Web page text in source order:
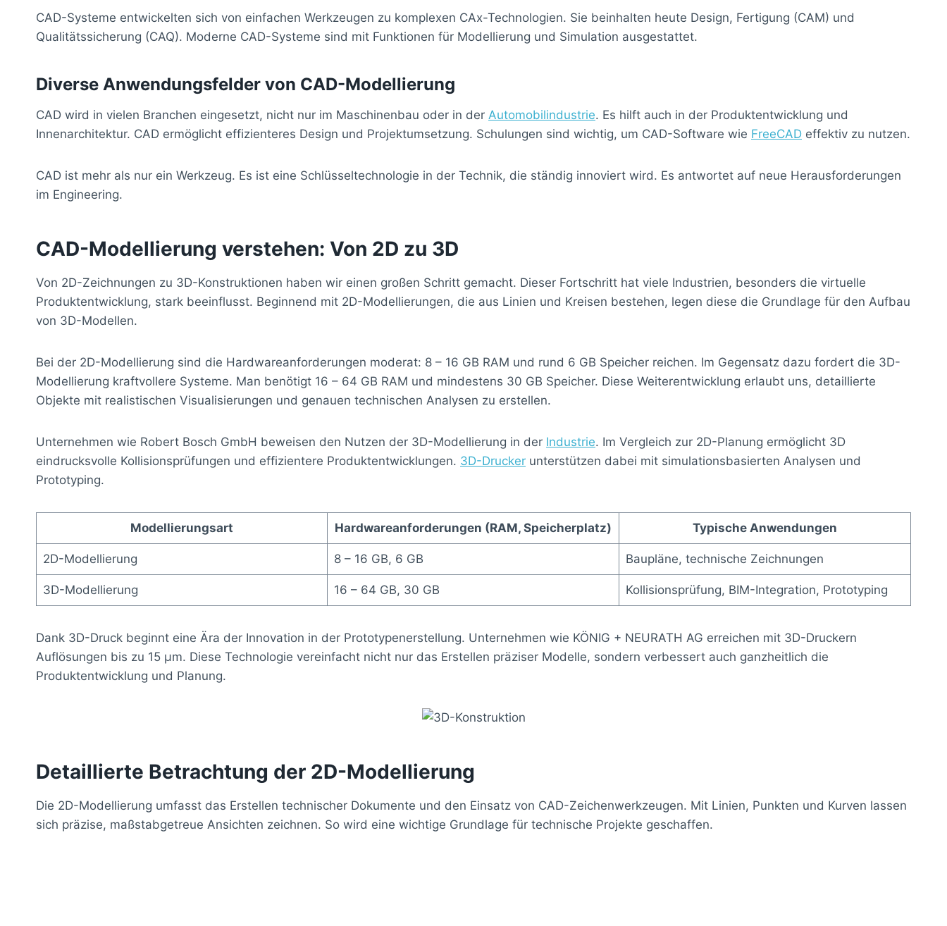
CAD-Systeme entwickelten sich von einfachen Werkzeugen zu komplexen CAx-Technologien. Sie beinhalten heute Design, Fertigung (CAM) und
Qualitätssicherung (CAQ). Moderne CAD-Systeme sind mit Funktionen für Modellierung und Simulation ausgestattet.
Diverse Anwendungsfelder von CAD-Modellierung
CAD wird in vielen Branchen eingesetzt, nicht nur im Maschinenbau oder in der Automobilindustrie. Es hilft auch in der Produktentwicklung und
Innenarchitektur. CAD ermöglicht effizienteres Design und Projektumsetzung. Schulungen sind wichtig, um CAD-Software wie FreeCAD effektiv zu nutzen.
CAD ist mehr als nur ein Werkzeug. Es ist eine Schlüsseltechnologie in der Technik, die ständig innoviert wird. Es antwortet auf neue Herausforderungen
im Engineering.
CAD-Modellierung verstehen: Von 2D zu 3D
Von 2D-Zeichnungen zu 3D-Konstruktionen haben wir einen großen Schritt gemacht. Dieser Fortschritt hat viele Industrien, besonders die virtuelle
Produktentwicklung, stark beeinflusst. Beginnend mit 2D-Modellierungen, die aus Linien und Kreisen bestehen, legen diese die Grundlage für den Aufbau
von 3D-Modellen.
Bei der 2D-Modellierung sind die Hardwareanforderungen moderat: 8 – 16 GB RAM und rund 6 GB Speicher reichen. Im Gegensatz dazu fordert die 3D-
Modellierung kraftvollere Systeme. Man benötigt 16 – 64 GB RAM und mindestens 30 GB Speicher. Diese Weiterentwicklung erlaubt uns, detaillierte
Objekte mit realistischen Visualisierungen und genauen technischen Analysen zu erstellen.
Unternehmen wie Robert Bosch GmbH beweisen den Nutzen der 3D-Modellierung in der Industrie. Im Vergleich zur 2D-Planung ermöglicht 3D
eindrucksvolle Kollisionsprüfungen und effizientere Produktentwicklungen. 3D-Drucker unterstützen dabei mit simulationsbasierten Analysen und
Prototyping.
Modellierungsart Hardwareanforderungen (RAM, Speicherplatz) Typische Anwendungen
2D-Modellierung 8 – 16 GB, 6 GB Baupläne, technische Zeichnungen
3D-Modellierung 16 – 64 GB, 30 GB Kollisionsprüfung, BIM-Integration, Prototyping
Dank 3D-Druck beginnt eine Ära der Innovation in der Prototypenerstellung. Unternehmen wie KÖNIG + NEURATH AG erreichen mit 3D-Druckern
Auflösungen bis zu 15 μm. Diese Technologie vereinfacht nicht nur das Erstellen präziser Modelle, sondern verbessert auch ganzheitlich die
Produktentwicklung und Planung.
Detaillierte Betrachtung der 2D-Modellierung
Die 2D-Modellierung umfasst das Erstellen technischer Dokumente und den Einsatz von CAD-Zeichenwerkzeugen. Mit Linien, Punkten und Kurven lassen
sich präzise, maßstabgetreue Ansichten zeichnen. So wird eine wichtige Grundlage für technische Projekte geschaffen.